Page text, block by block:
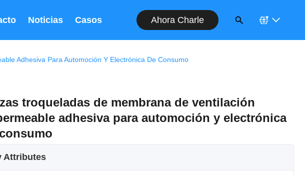
Noticias Casos Ahora Charle
Adhesiva Para Automoción Y Electrónica De Consumo
troqueladas de membrana de ventilación
adhesiva para automoción y electrónica
Attributes